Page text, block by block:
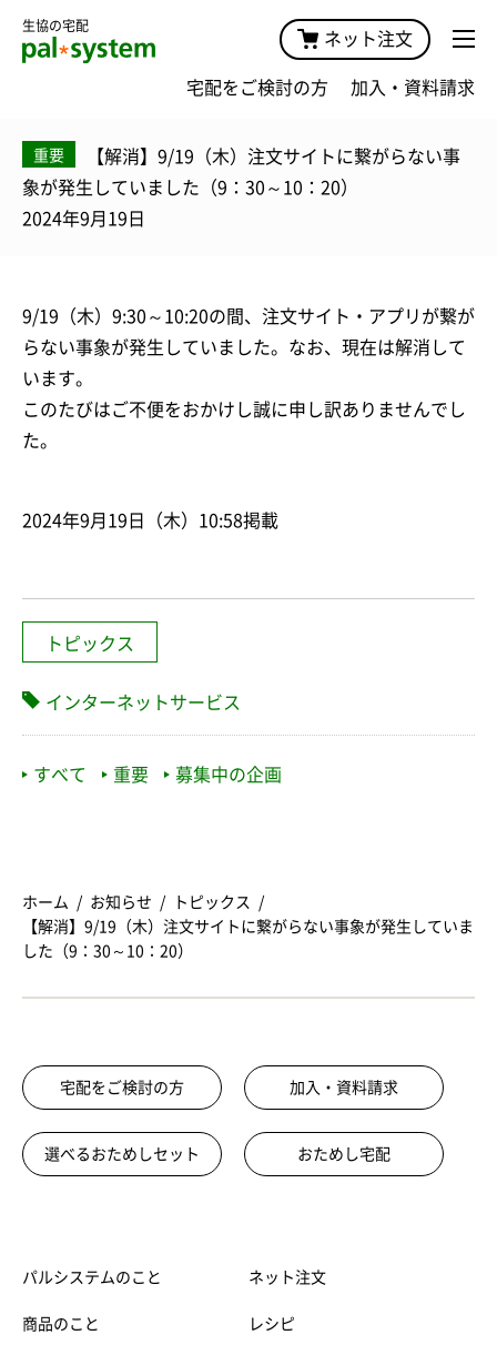
生協の宅配
ネット注文
宅配をご検討の方 加入・資料請求
重要
【解消】9/19（木）注文サイトに繋がらない事
象が発生していました（9：30～10：20）
2024年9月19日
9/19（木）9:30～10:20の間、注文サイト・アプリが繋が
らない事象が発生していました。なお、現在は解消して
います。
このたびはご不便をおかけし誠に申し訳ありませんでし
た。
2024年9月19日（木）10:58掲載
トピックス
インターネットサービス
すべて 重要 募集中の企画
ホーム お知らせ
トピックス
【解消】9/19（木）注文サイトに繋がらない事象が発生していま
した（9：30～10：20）
宅配をご検討の方 加入・資料請求
選べるおためしセット おためし宅配
パルシステムのこと
商品のこと
ネット注文
レシピ